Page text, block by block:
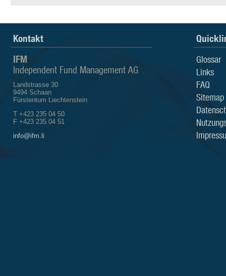
Kontakt
IFM
Independent Fund Management AG
Landstrasse 30
9494 Schaan
Fürstentum Liechtenstein
T +423 235 04 50
F +423 235 04 51
info@ifm.li
Glossar
Links
FAQ
Sitemap